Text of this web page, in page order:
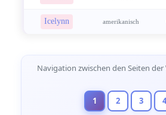
Icelynn amerikanisch
Navigation zwischen den Seiten
1 2 3 4